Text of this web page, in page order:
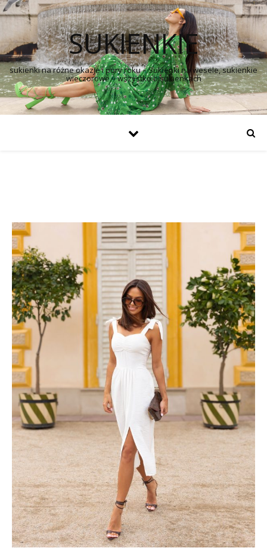
SUKIENKIE
sukienki na różne okazje i pory roku – Sukienki na wesele, sukienkie
wieczorowe – wszystko o sukienkach